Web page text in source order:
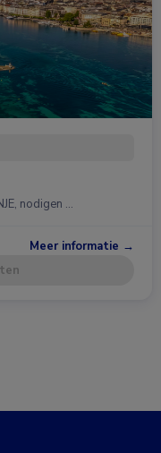
nodigen …
Meer informatie →